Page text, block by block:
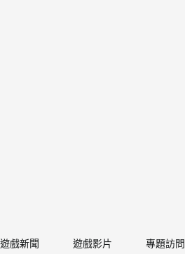
遊戲新聞 遊戲影片 專題訪問